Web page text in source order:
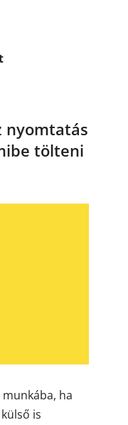
nyomtatás
tölteni
ha
is